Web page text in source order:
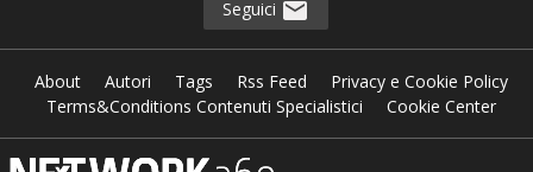
Seguici
About Autori Tags Rss Feed
Privacy e Cookie Policy
Terms&Conditions Contenuti Specialistici
Cookie Center